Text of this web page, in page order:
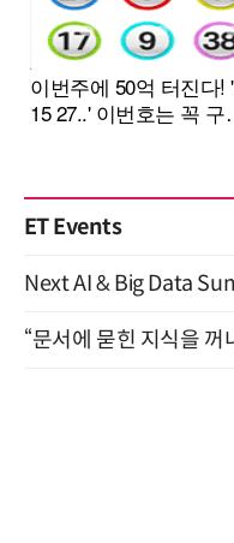
ET Events